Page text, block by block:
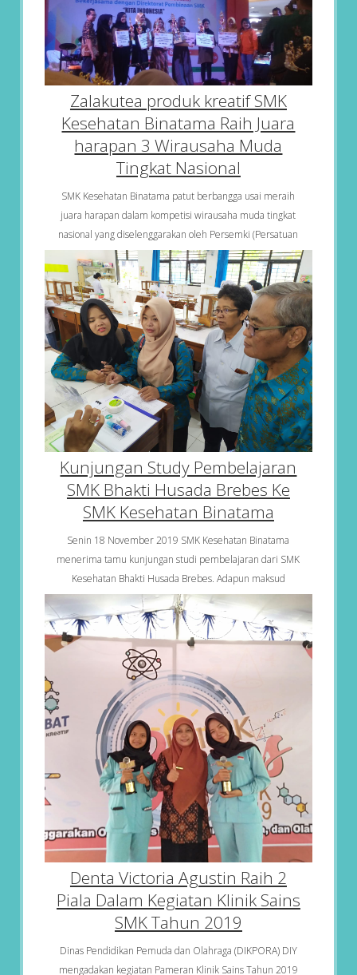
Zalakutea produk kreatif SMK
Kesehatan Binatama Raih Juara
harapan 3 Wirausaha Muda
Tingkat Nasional
SMK Kesehatan Binatama patut berbangga usai meraih
juara harapan dalam kompetisi wirausaha muda tingkat
nasional yang diselenggarakan oleh Persemki (Persatuan
Kunjungan Study Pembelajaran
SMK Bhakti Husada Brebes Ke
SMK Kesehatan Binatama
Senin 18 November 2019 SMK Kesehatan Binatama
menerima tamu kunjungan studi pembelajaran dari SMK
Kesehatan Bhakti Husada Brebes. Adapun maksud
Denta Victoria Agustin Raih 2
Piala Dalam Kegiatan Klinik Sains
SMK Tahun 2019
Dinas Pendidikan Pemuda dan Olahraga (DIKPORA) DIY
mengadakan kegiatan Pameran Klinik Sains Tahun 2019